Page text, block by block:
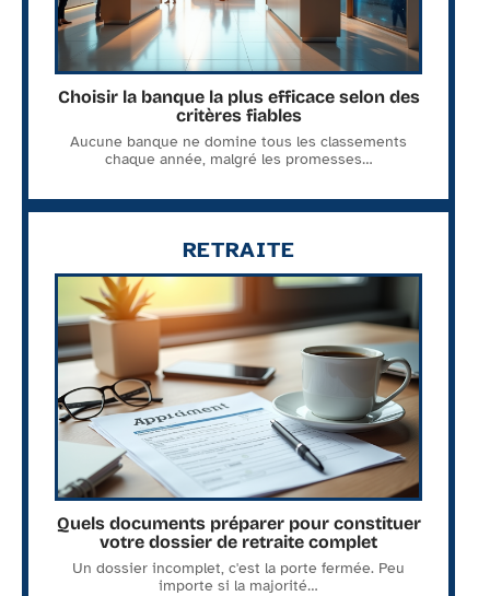
Choisir la banque la plus efficace selon des
critères fiables
Aucune banque ne domine tous les classements
chaque année, malgré les promesses…
RETRAITE
Quels documents préparer pour constituer
votre dossier de retraite complet
Un dossier incomplet, c'est la porte fermée. Peu
importe si la majorité…